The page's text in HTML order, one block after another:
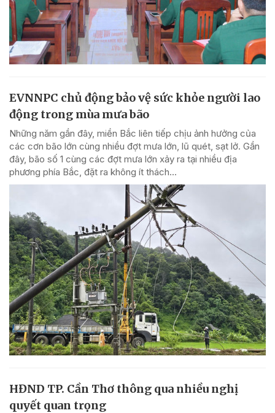
EVNNPC chủ động bảo vệ sức khỏe người lao
động trong mùa mưa bão
Những năm gần đây, miền Bắc liên tiếp chịu ảnh hưởng của
các cơn bão lớn cùng nhiều đợt mưa lớn, lũ quét, sạt lở. Gần
đây, bão số 1 cùng các đợt mưa lớn xảy ra tại nhiều địa
phương phía Bắc, đặt ra không ít thách...
HĐND TP. Cần Thơ thông qua nhiều nghị
quyết quan trọng